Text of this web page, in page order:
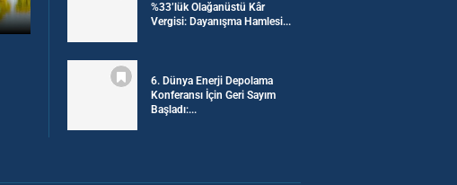
%33’lük Olağanüstü Kâr
Vergisi: Dayanışma Hamlesi...
6. Dünya Enerji Depolama
Konferansı İçin Geri Sayım
Başladı:...